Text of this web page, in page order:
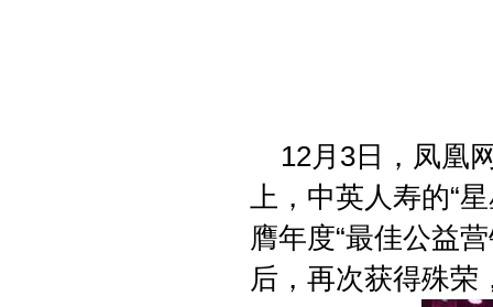
12月3日，凤凰
上，中英人寿的“
膺年度“最佳公益
后，再次获得殊荣